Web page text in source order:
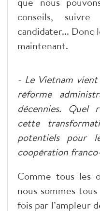
conseils,
candidater... Donc
maintenant.
- Le Vietnam vient
réforme
décennies. Quel
cette
potentiels pour
coopération
Comme tous les
nous sommes
fois par l’ampleur